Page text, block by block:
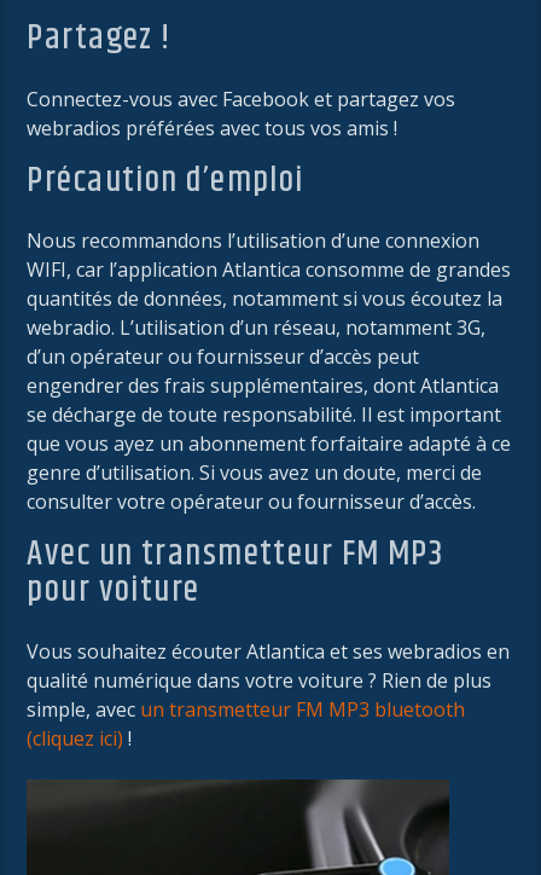
Partagez !
Connectez-vous avec Facebook et partagez vos
webradios préférées avec tous vos amis !
Précaution d’emploi
Nous recommandons l’utilisation d’une connexion
WIFI, car l’application Atlantica consomme de grandes
quantités de données, notamment si vous écoutez la
webradio. L’utilisation d’un réseau, notamment 3G,
d’un opérateur ou fournisseur d’accès peut
engendrer des frais supplémentaires, dont Atlantica
se décharge de toute responsabilité. Il est important
que vous ayez un abonnement forfaitaire adapté à ce
genre d’utilisation. Si vous avez un doute, merci de
consulter votre opérateur ou fournisseur d’accès.
Avec un transmetteur FM MP3
pour voiture
Vous souhaitez écouter Atlantica et ses webradios en
qualité numérique dans votre voiture ? Rien de plus
simple, avec un transmetteur FM MP3 bluetooth
(cliquez ici) !